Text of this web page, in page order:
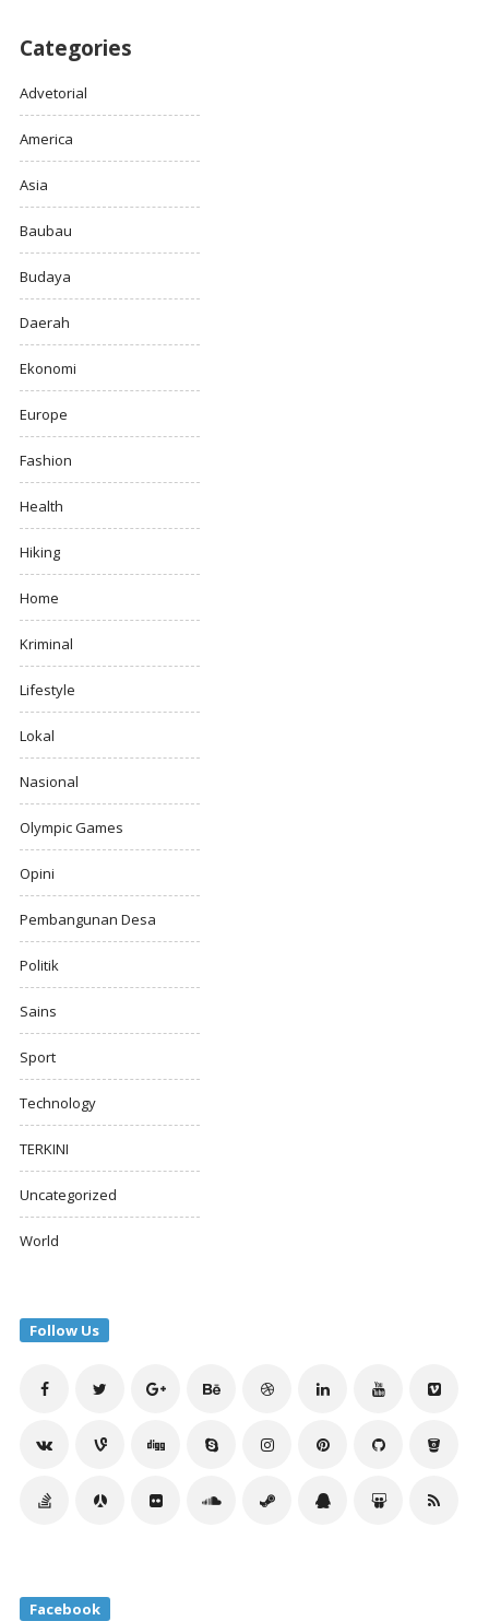
Categories
Advetorial
America
Asia
Baubau
Budaya
Daerah
Ekonomi
Europe
Fashion
Health
Hiking
Home
Kriminal
Lifestyle
Lokal
Nasional
Olympic Games
Opini
Pembangunan Desa
Politik
Sains
Sport
Technology
TERKINI
Uncategorized
World
Follow Us
Facebook